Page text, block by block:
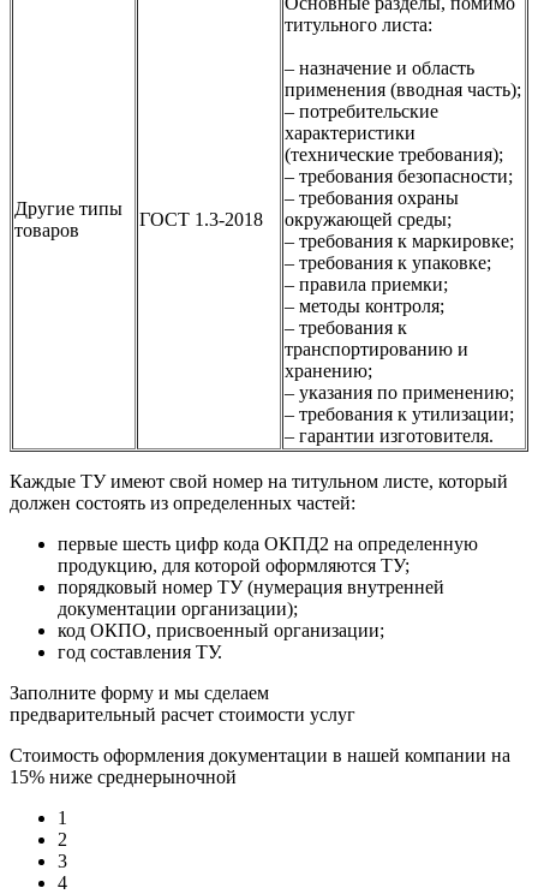
Другие типы
товаров
ГОСТ 1.3-2018
титульного листа:
– назначение и область
применения (вводная часть);
– потребительские
характеристики
(технические требования);
– требования безопасности;
– требования охраны
окружающей среды;
– требования к маркировке;
– требования к упаковке;
– правила приемки;
– методы контроля;
– требования к
транспортированию и
хранению;
– указания по применению;
– требования к утилизации;
– гарантии изготовителя.
Каждые ТУ имеют свой номер на титульном листе, который
должен состоять из определенных частей:
первые шесть цифр кода ОКПД2 на определенную
продукцию, для которой оформляются ТУ;
порядковый номер ТУ (нумерация внутренней
документации организации);
код ОКПО, присвоенный организации;
год составления ТУ.
Заполните форму и мы сделаем
предварительный расчет стоимости услуг
Стоимость оформления документации в нашей компании на
15% ниже среднерыночной
1
2
3
4